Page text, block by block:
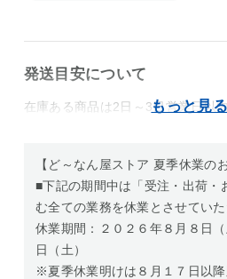
発送目安について
在庫ある商品は2日～3日営業日以
【ど～なん屋ストア 夏季休業の
■下記の期間中は「受注・出荷・
む全ての業務を休業とさせていた
休業期間：２０２６年８月８日
日（土）
※夏季休業明けは８月１７日以